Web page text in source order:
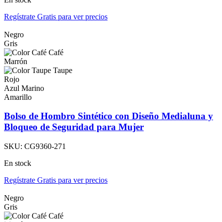
Regístrate Gratis para ver precios
Negro
Gris
Café
Marrón
Taupe
Rojo
Azul Marino
Amarillo
Bolso de Hombro Sintético con Diseño Medialuna y
Bloqueo de Seguridad para Mujer
SKU: CG9360-271
En stock
Regístrate Gratis para ver precios
Negro
Gris
Café